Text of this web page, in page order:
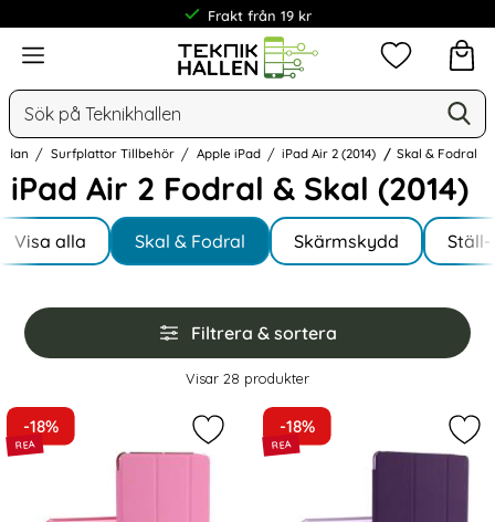
Frakt från 19 kr
Meny
Sök
Mina
Surfplattor Tillbehör Apple iPad iPad Air 2 (2014) Skal & Fodral
iPad Air 2 Fodral & Skal (2014)
Hoppa
till
produkter
Underkategorier
Visa alla
I iPad Air 2 (2014)Skal & Fodral Skärmskydd Ställ-
Hoppa
över
filtersektionen
Filtrera & sortera
Filtrera & sortera
Visar 28 produkter
produktlista
-18%
Markera iPad Air / 9.7" (2017) /
-18%